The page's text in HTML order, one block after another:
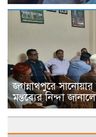
জগন্নাথপুরে
মন্তব্যের নিন্দা